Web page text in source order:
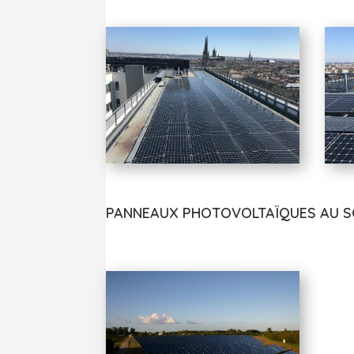
PANNEAUX PHOTOVOLTAÏQUES AU